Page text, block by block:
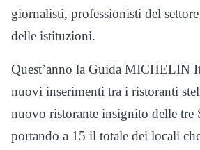
giornalisti, professionisti del
delle istituzioni.
Quest’anno la Guida MICHELIN
nuovi inserimenti tra i ristoranti
nuovo ristorante insignito delle
portando a 15 il totale dei locali